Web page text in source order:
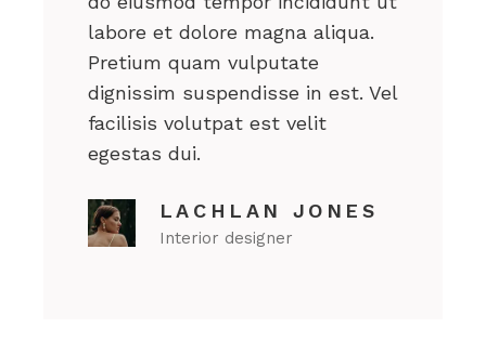
labore et dolore magna aliqua.
Pretium quam vulputate
dignissim suspendisse in est. Vel
facilisis volutpat est velit
egestas dui.
LACHLAN JONES
Interior designer